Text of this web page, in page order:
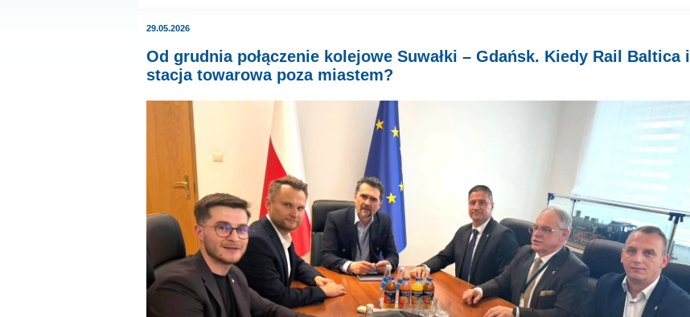
29.05.2026
Od grudnia połączenie kolejowe Suwałki – Gdańsk. Kiedy Rail Baltica i
stacja towarowa poza miastem?